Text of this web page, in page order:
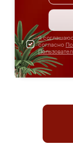
Я
согласно